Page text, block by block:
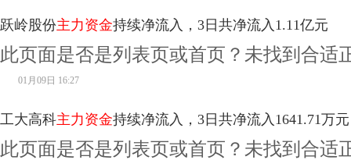
跃岭股份主力资金持续净流入，3日共净流入1.11亿元
此页面是否是列表页或首页？未找到合适
01月09日 16:27
工大高科主力资金持续净流入，3日共净流入1641.71万元
此页面是否是列表页或首页？未找到合适